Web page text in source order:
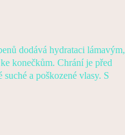
dodává hydrataci lámavým,
konečkům. Chrání je před
a poškozené vlasy. S